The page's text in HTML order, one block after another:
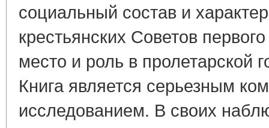
социальный состав и
крестьянских Советов
место и роль в пролетарской
Книга является серьезным
исследованием. В своих